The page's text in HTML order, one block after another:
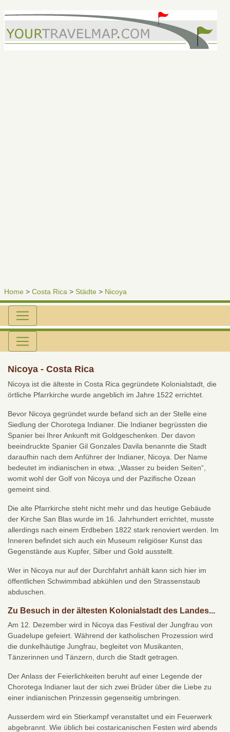
Home > Costa Rica > Städte > Nicoya
Nicoya - Costa Rica
Nicoya ist die älteste in Costa Rica gegründete Kolonialstadt, die
örtliche Pfarrkirche wurde angeblich im Jahre 1522 errichtet.
Bevor Nicoya gegründet wurde befand sich an der Stelle eine
Siedlung der Chorotega Indianer. Die Indianer begrüssten die
Spanier bei Ihrer Ankunft mit Goldgeschenken. Der davon
beeindruckte Spanier Gil Gonzales Davila benannte die Stadt
daraufhin nach dem Anführer der Indianer, Nicoya. Der Name
bedeutet im indianischen in etwa: „Wasser zu beiden Seiten“,
womit wohl der Golf von Nicoya und der Pazifische Ozean
gemeint sind.
Die alte Pfarrkirche steht nicht mehr und das heutige Gebäude
der Kirche San Blas wurde im 16. Jahrhundert errichtet, musste
allerdings nach einem Erdbeben 1822 stark renoviert werden. Im
Inneren befindet sich auch ein Museum religiöser Kunst das
Gegenstände aus Kupfer, Silber und Gold ausstellt.
Wer in Nicoya nur auf der Durchfahrt anhält kann sich hier im
öffentlichen Schwimmbad abkühlen und den Strassenstaub
abduschen.
Zu Besuch in der ältesten Kolonialstadt des Landes...
Am 12. Dezember wird in Nicoya das Festival der Jungfrau von
Guadelupe gefeiert. Während der katholischen Prozession wird
die dunkelhäutige Jungfrau, begleitet von Musikanten,
Tänzerinnen und Tänzern, durch die Stadt getragen.
Der Anlass der Feierlichkeiten beruht auf einer Legende der
Chorotega Indianer laut der sich zwei Brüder über die Liebe zu
einer indianischen Prinzessin gegenseitig umbringen.
Ausserdem wird ein Stierkampf veranstaltet und ein Feuerwerk
abgebrannt. Wie üblich bei costaricanischen Festen wird abends